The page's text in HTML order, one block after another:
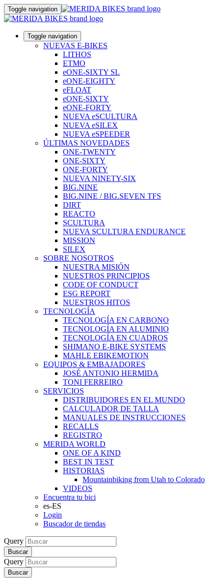
Toggle navigation
Toggle navigation
NUEVAS E-BIKES
LITHOS
ETMO
eONE-SIXTY SL
eONE-EIGHTY
eFLOAT
eONE-SIXTY
eONE-FORTY
NUEVA eSCULTURA
NUEVA eSILEX
NUEVA eSPEEDER
ÚLTIMAS NOVEDADES
ONE-TWENTY
ONE-SIXTY
ONE-FORTY
NUEVA NINETY-SIX
BIG.NINE
BIG.NINE / BIG.SEVEN TFS
DIRT
REACTO
SCULTURA
NUEVA SCULTURA ENDURANCE
MISSION
SILEX
SOBRE NOSOTROS
NUESTRA MISIÓN
NUESTROS PRINCIPIOS
CODE OF CONDUCT
ESG REPORT
NUESTROS HITOS
TECNOLOGÍA
TECNOLOGÍA EN CARBONO
TECNOLOGÍA EN ALUMINIO
TECNOLOGÍA EN CUADROS
SHIMANO E-BIKE SYSTEMS
MAHLE EBIKEMOTION
EQUIPOS & EMBAJADORES
JOSÉ ANTONIO HERMIDA
TONI FERREIRO
SERVICIOS
DISTRIBUIDORES EN EL MUNDO
CALCULADOR DE TALLA
MANUALES DE INSTRUCCIONES
RECALLS
REGISTRO
MERIDA WORLD
ONE OF A KIND
BEST IN TEST
HISTORIAS
Mountainbiking from Utah to Colorado
VIDEOS
Encuentra tu bici
es-ES
Login
Buscador de tiendas
Query
Buscar
Query
Buscar